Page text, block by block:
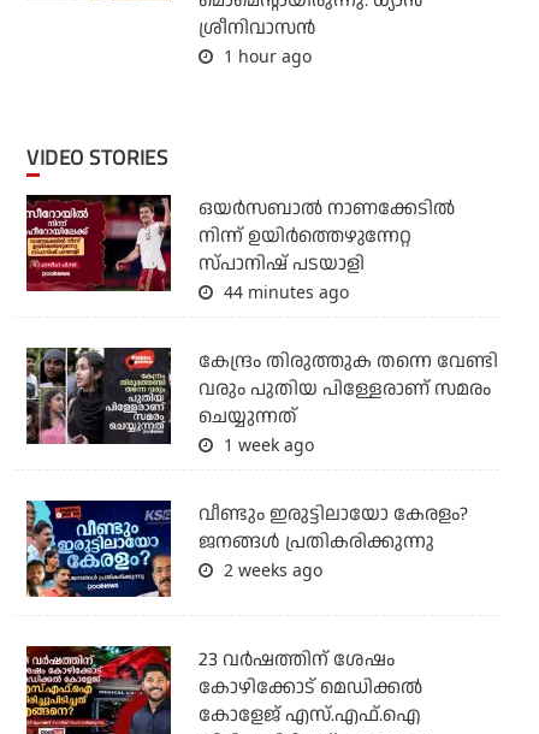
ശ്രീനിവാസൻ
1 hour ago
VIDEO STORIES
ഒയര്‍സബാൽ നാണക്കേടിൽ
നിന്ന് ഉയിർത്തെഴുന്നേറ്റ
സ്പാനിഷ് പടയാളി
44 minutes ago
കേന്ദ്രം തിരുത്തുക തന്നെ വേണ്ടി
വരും പുതിയ പിള്ളേരാണ് സമരം
ചെയ്യുന്നത്
1 week ago
വീണ്ടും ഇരുട്ടിലായോ കേരളം?
ജനങ്ങൾ പ്രതികരിക്കുന്നു
2 weeks ago
23 വർഷത്തിന് ശേഷം
കോഴിക്കോട് മെഡിക്കൽ
കോളേജ് എസ്.എഫ്.ഐ